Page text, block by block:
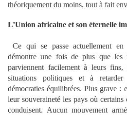
théoriquement du moins, tout à fait
L’Union africaine et son éternelle
Ce qui se passe actuellement en
démontre une fois de plus que les
parviennent facilement à leurs
situations politiques et à
démocraties équilibrées. Plus grave :
leur souveraineté les pays où certains
conduisent. Aucun mouvement